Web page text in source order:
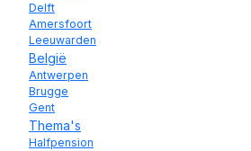
Delft
Amersfoort
Leeuwarden
België
Antwerpen
Brugge
Gent
Thema's
Halfpension